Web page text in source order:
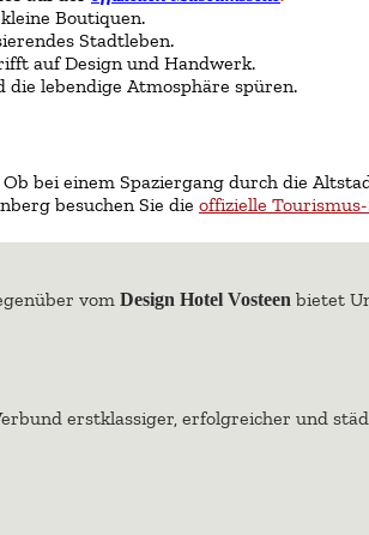
Boutiquen.
Stadtleben.
auf Design und Handwerk.
die lebendige Atmosphäre spüren.
Ob bei einem Spaziergang durch die
besuchen Sie die offizielle
vom Design Hotel Vosteen bietet
erstklassiger, erfolgreicher und